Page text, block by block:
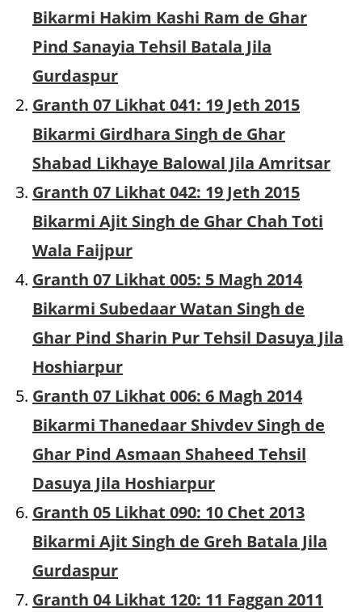
Bikarmi Hakim Kashi Ram de Ghar
Pind Sanayia Tehsil Batala Jila
Gurdaspur
Granth 07 Likhat 041: 19 Jeth 2015
Bikarmi Girdhara Singh de Ghar
Shabad Likhaye Balowal Jila Amritsar
Granth 07 Likhat 042: 19 Jeth 2015
Bikarmi Ajit Singh de Ghar Chah Toti
Wala Faijpur
Granth 07 Likhat 005: 5 Magh 2014
Bikarmi Subedaar Watan Singh de
Ghar Pind Sharin Pur Tehsil Dasuya Jila
Hoshiarpur
Granth 07 Likhat 006: 6 Magh 2014
Bikarmi Thanedaar Shivdev Singh de
Ghar Pind Asmaan Shaheed Tehsil
Dasuya Jila Hoshiarpur
Granth 05 Likhat 090: 10 Chet 2013
Bikarmi Ajit Singh de Greh Batala Jila
Gurdaspur
Granth 04 Likhat 120: 11 Faggan 2011